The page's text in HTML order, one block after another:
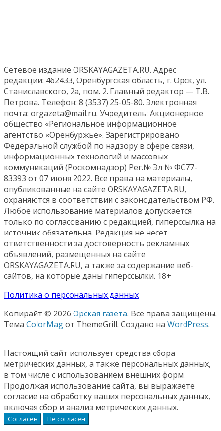
Сетевое издание ORSKAYAGAZETA.RU. Адрес
редакции: 462433, Оренбургская область, г. Орск, ул.
Станиславского, 2а, пом. 2. Главный редактор — Т.В.
Петрова. Телефон: 8 (3537) 25-05-80. Электронная
почта: orgazeta@mail.ru. Учредитель: Акционерное
общество «Региональное информационное
агентство «Оренбуржье». Зарегистрировано
Федеральной службой по надзору в сфере связи,
информационных технологий и массовых
коммуникаций (Роскомнадзор) Рег.№ Эл № ФС77-
83393 от 07 июня 2022. Все права на материалы,
опубликованные на сайте ORSKAYAGAZETA.RU,
охраняются в соответствии с законодательством РФ.
Любое использование материалов допускается
только по согласованию с редакцией, гиперссылка на
источник обязательна. Редакция не несет
ответственности за достоверность рекламных
объявлений, размещенных на сайте
ORSKAYAGAZETA.RU, а также за содержание веб-
сайтов, на которые даны гиперссылки. 18+
Политика о персональных данных
Копирайт © 2026 Орская газета. Все права защищены.
Тема ColorMagот ThemeGrill. Создано на WordPress.
Настоящий сайт использует средства сбора
метрических данных, а также персональных данных,
в том числе с использованием внешних форм.
Продолжая использование сайта, вы выражаете
согласие на обработку ваших персональных данных,
включая сбор и анализ метрических данных.
Согласен Не согласен